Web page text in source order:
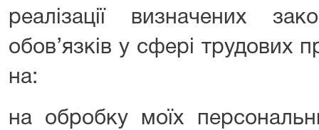
реалізації визначених
обов’язків у сфері трудових
на:
на обробку моїх